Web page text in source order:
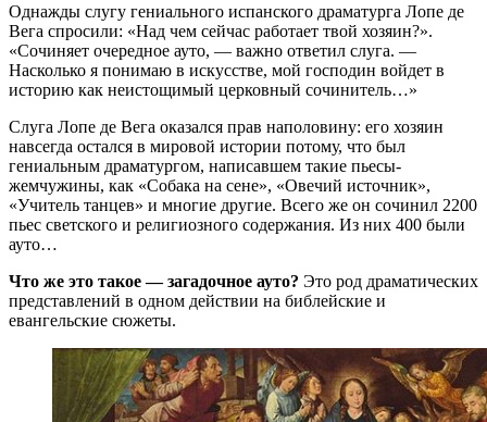
Однажды слугу гениального испанского драматурга Лопе де
Вега спросили: «Над чем сейчас работает твой хозяин?».
«Сочиняет очередное ауто, — важно ответил слуга. —
Насколько я понимаю в искусстве, мой господин войдет в
историю как неистощимый церковный сочинитель…»
Слуга Лопе де Вега оказался прав наполовину: его хозяин
навсегда остался в мировой истории потому, что был
гениальным драматургом, написавшем такие пьесы-
жемчужины, как «Собака на сене», «Овечий источник»,
«Учитель танцев» и многие другие. Всего же он сочинил 2200
пьес светского и религиозного содержания. Из них 400 были
ауто…
Что же это такое — загадочное ауто? Это род драматических
представлений в одном действии на библейские и
евангельские сюжеты.